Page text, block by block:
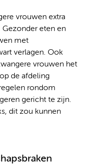
vrouwen extra
Gezonder eten en
met
verlagen. Ook
vrouwen het
de afdeling
rondom
gericht te zijn.
dit zou kunnen